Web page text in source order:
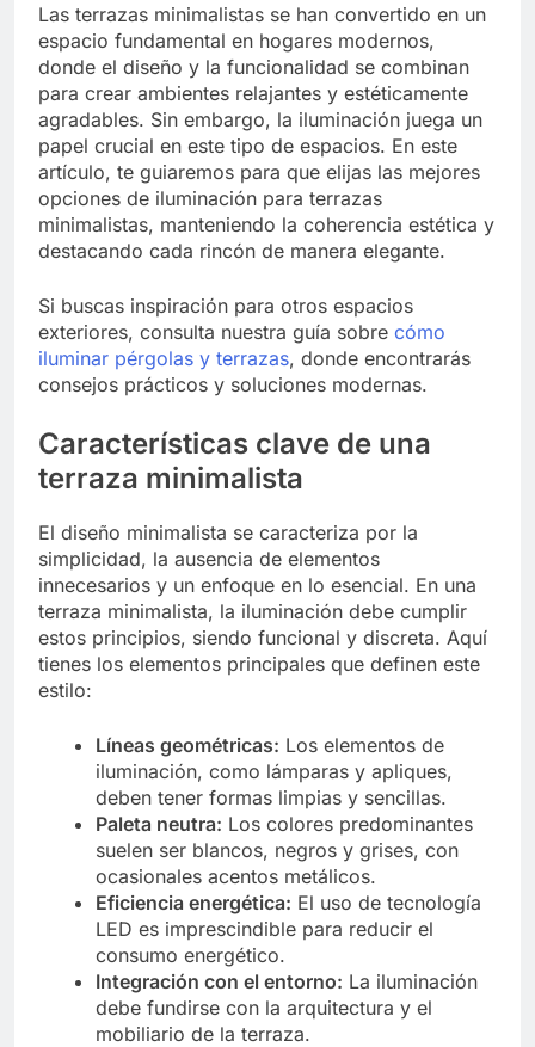
Las terrazas minimalistas se han convertido en un
espacio fundamental en hogares modernos,
donde el diseño y la funcionalidad se combinan
para crear ambientes relajantes y estéticamente
agradables. Sin embargo, la iluminación juega un
papel crucial en este tipo de espacios. En este
artículo, te guiaremos para que elijas las mejores
opciones de iluminación para terrazas
minimalistas, manteniendo la coherencia estética y
destacando cada rincón de manera elegante.
Si buscas inspiración para otros espacios
exteriores, consulta nuestra guía sobre cómo
iluminar pérgolas y terrazas, donde encontrarás
consejos prácticos y soluciones modernas.
Características clave de una
terraza minimalista
El diseño minimalista se caracteriza por la
simplicidad, la ausencia de elementos
innecesarios y un enfoque en lo esencial. En una
terraza minimalista, la iluminación debe cumplir
estos principios, siendo funcional y discreta. Aquí
tienes los elementos principales que definen este
estilo:
Líneas geométricas: Los elementos de
iluminación, como lámparas y apliques,
deben tener formas limpias y sencillas.
Paleta neutra: Los colores predominantes
suelen ser blancos, negros y grises, con
ocasionales acentos metálicos.
Eficiencia energética: El uso de tecnología
LED es imprescindible para reducir el
consumo energético.
Integración con el entorno: La iluminación
debe fundirse con la arquitectura y el
mobiliario de la terraza.